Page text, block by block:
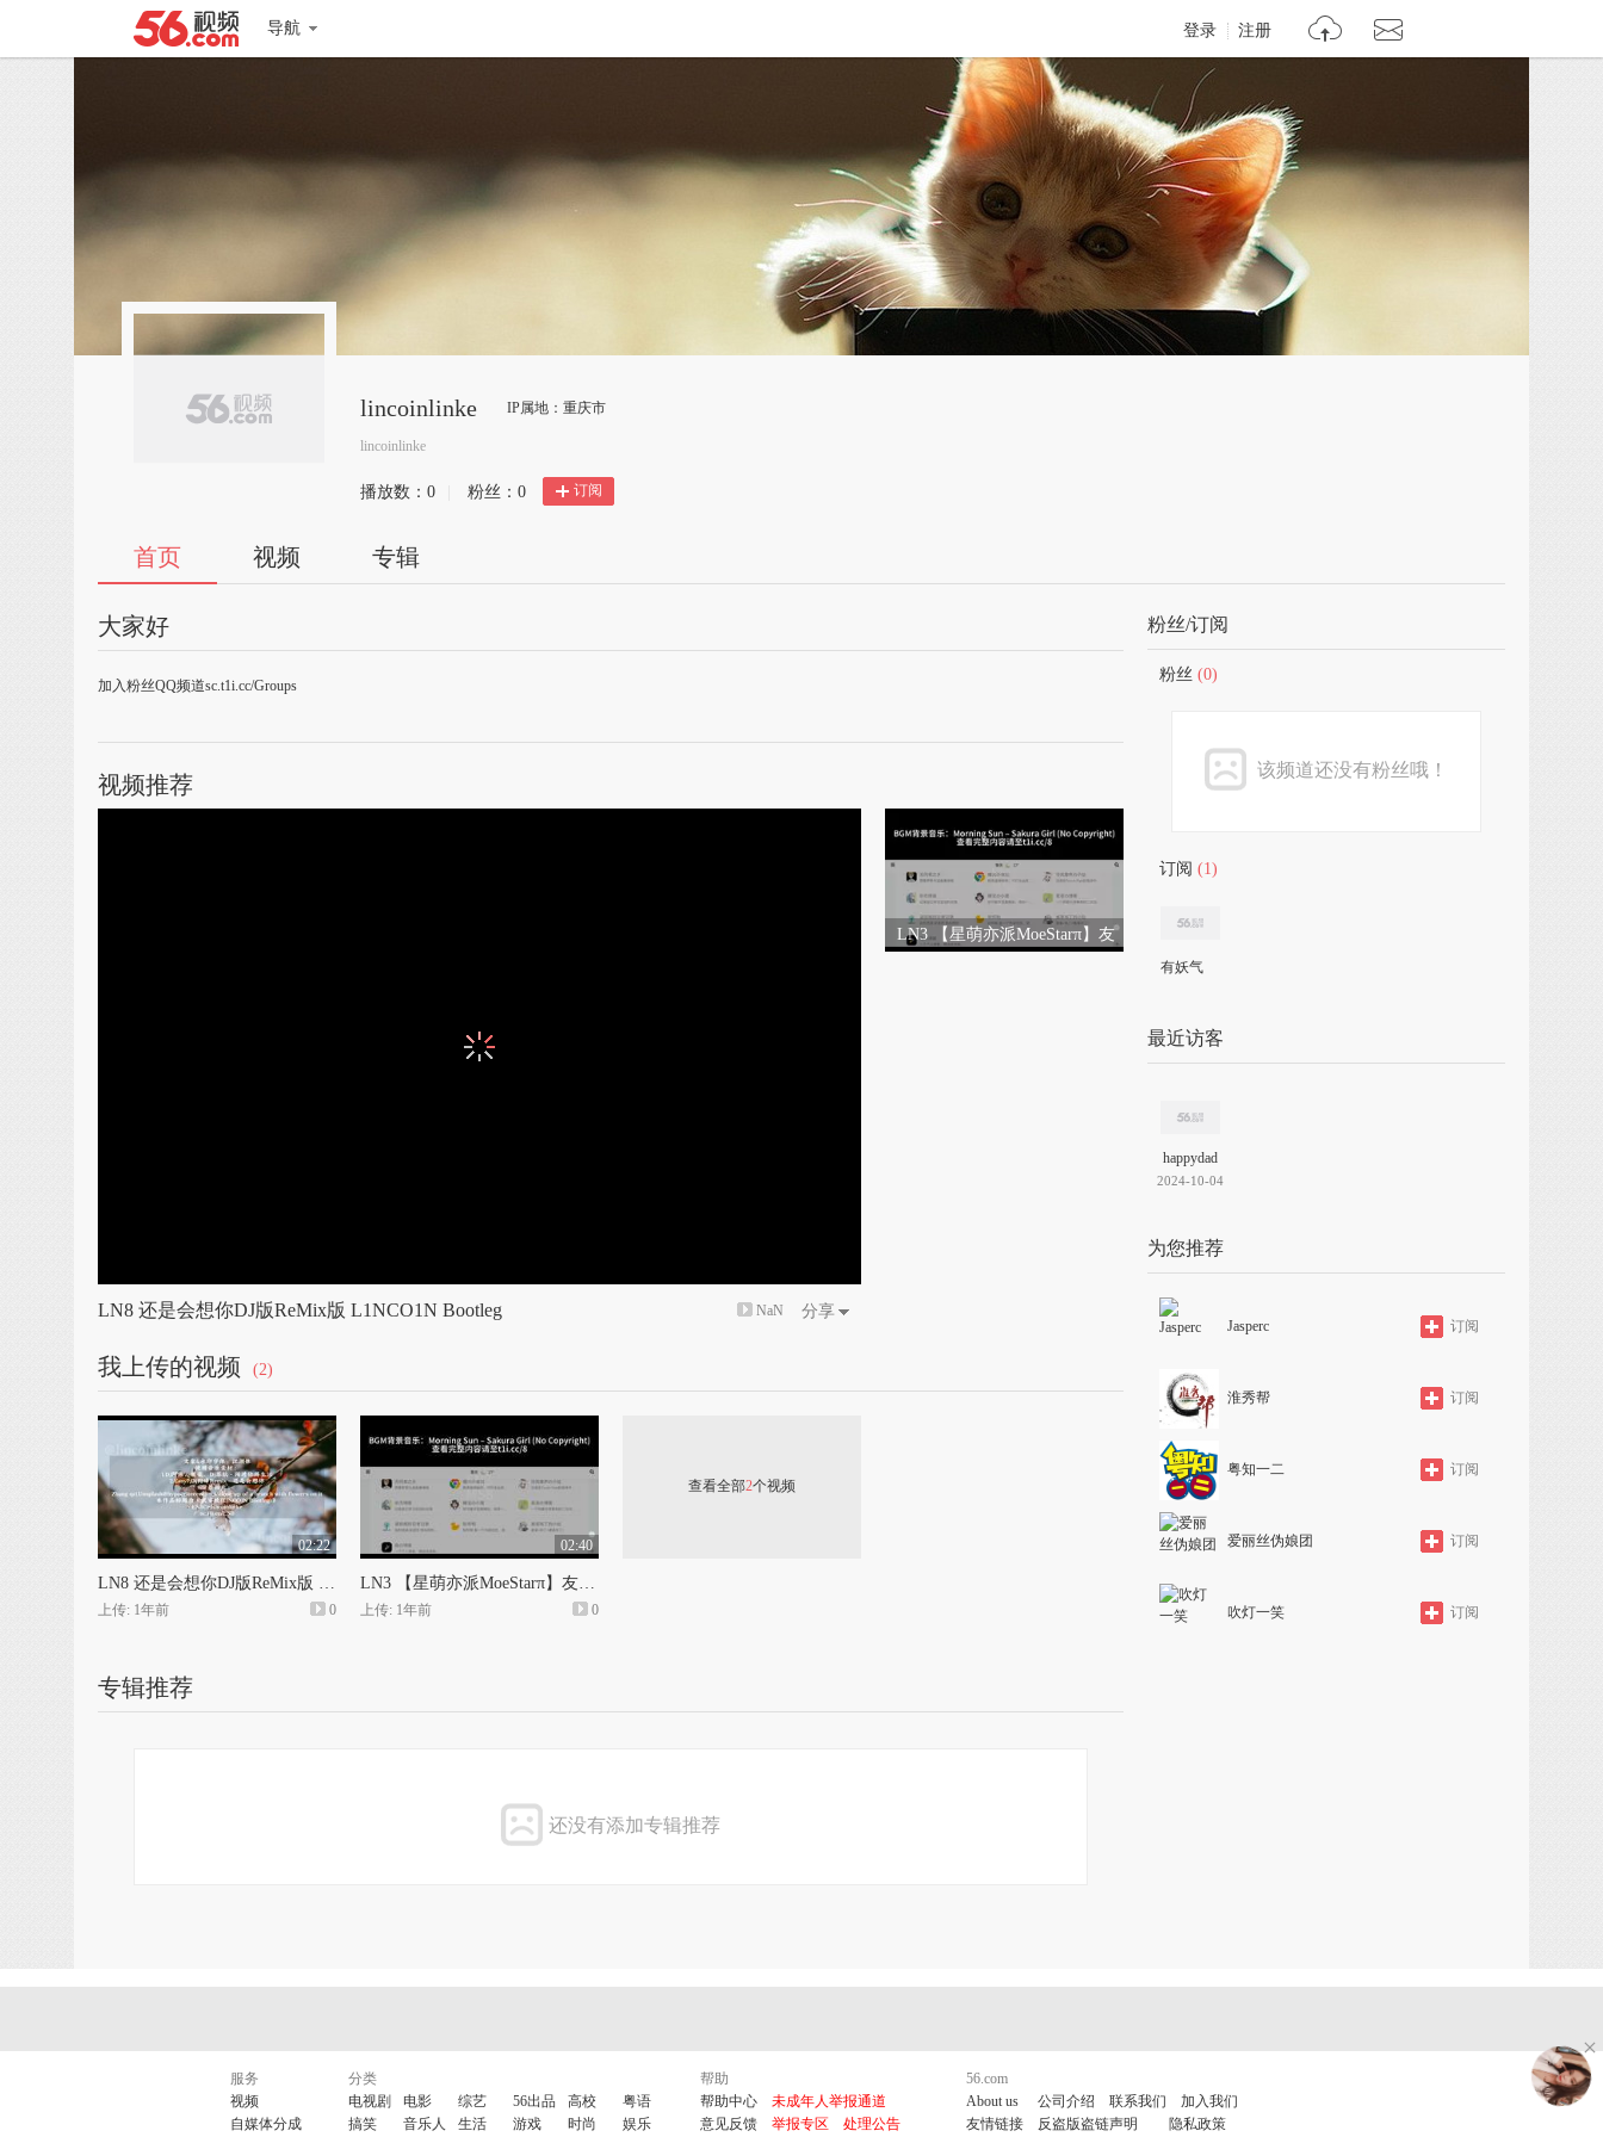
导航 登录 注册
lincoinlinke IP属地：重庆市
lincoinlinke
播放数： 0 粉丝： 0 订阅
首页 视频 专辑
大家好
加入粉丝QQ频道sc.t1i.cc/Groups
视频推荐
LN8 还是会想你DJ版ReMix版 L1NCO1N Bootleg NaN 分享
LN3 【星萌亦派MoeStarπ】友
我上传的视频 (2)
02:22
LN8 还是会想你DJ版ReMix版 L1NCO1N Bootleg
上传: 1年前 0
02:40
LN3 【星萌亦派MoeStarπ】友链展示
上传: 1年前 0
查看全部2个视频
专辑推荐
还没有添加专辑推荐
粉丝/订阅
粉丝 (0)
该频道还没有粉丝哦！
订阅 (1)
有妖气
最近访客
happydad
2024-10-04
为您推荐
Jasperc 订阅
淮秀帮 订阅
粤知一二 订阅
爱丽丝伪娘团 订阅
吹灯一笑 订阅
服务
视频
自媒体分成
分类
电视剧
电影 综艺 56出品 高校
粤语
搞笑
音乐人 生活 游戏 时尚 娱乐
帮助
帮助中心
未成年人举报通道
意见反馈
举报专区 处理公告
56.com
About us
公司介绍 联系我们
加入我们
友情链接
反盗版盗链声明 隐私政策